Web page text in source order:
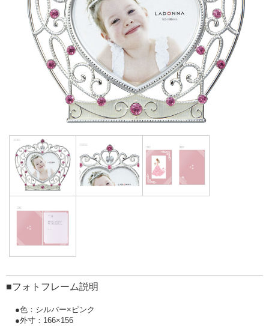
■フォトフレーム説明
●色：シルバー×ピンク
●外寸：166×156